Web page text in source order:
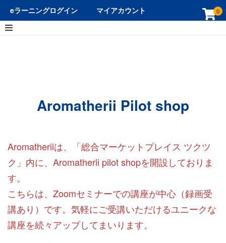
eラーニングログイン マイアカウント 0
ホーム Aromatherii Pilot shop
Aromatherii Pilot shop
Aromatheriiは、「総合マーケットプレイス ツクツ
ク」内に、Aromatherii pilot shopを開設しておりま
す。
こちらは、Zoomセミナーでの講座が中心（録画受
講あり）です。気軽にご受講いただけるユニークな
講座を続々アップしてまいります。